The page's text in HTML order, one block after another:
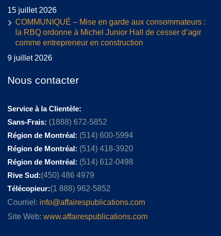
15 juillet 2026
COMMUNIQUÉ – Mise en garde aux consommateurs :
la RBQ ordonne à Michel Junior Hall de cesser d’agir
comme entrepreneur en construction
9 juillet 2026
Nous contacter
Service à la Clientèle:
Sans-Frais: (1888) 672-5852
Région de Montréal: (514) 600-5994
Région de Montréal: (514) 418-3920
Région de Montréal: (514) 612-0498
Rive Sud:(450) 486 4979
Télécopieur:(1 888) 962-5852
Courriel: info@affairespublications.com
Site Web: www.affairespublications.com